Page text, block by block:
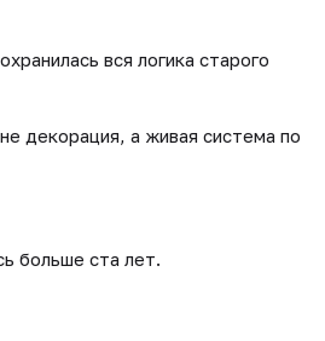
вся логика старого
декорация, а живая система по
больше ста лет.